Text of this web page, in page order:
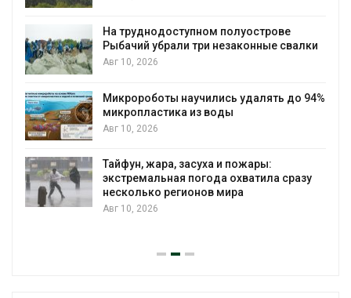
На труднодоступном полуострове
Рыбачий убрали три незаконные свалки
Авг 10, 2026
Микророботы научились удалять до 94%
микропластика из воды
Авг 10, 2026
Тайфун, жара, засуха и пожары:
экстремальная погода охватила сразу
несколько регионов мира
Авг 10, 2026